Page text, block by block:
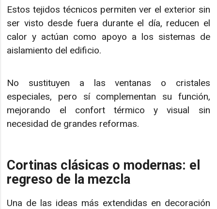
Estos tejidos técnicos permiten ver el exterior sin
ser visto desde fuera durante el día, reducen el
calor y actúan como apoyo a los sistemas de
aislamiento del edificio.
No sustituyen a las ventanas o cristales
especiales, pero sí complementan su función,
mejorando el confort térmico y visual sin
necesidad de grandes reformas.
Cortinas clásicas o modernas: el
regreso de la mezcla
Una de las ideas más extendidas en decoración